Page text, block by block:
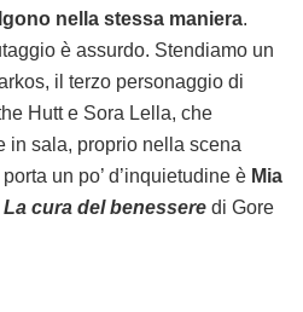
nella stessa maniera.
è assurdo. Stendiamo un
il terzo personaggio di
Hutt e Sora Lella, che
in sala, proprio nella scena
un po’ d’inquietudine è Mia
La cura del benessere di Gore